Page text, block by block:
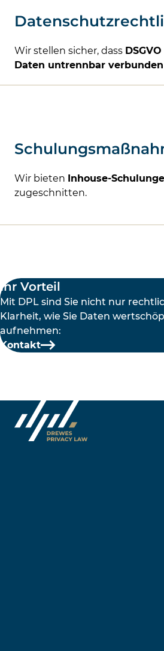
Wir stellen sicher, dass
Daten untrennbar verbunden
Wir bieten Inhouse-
zugeschnitten.
Ihr Vorteil
Mit DPL sind Sie nicht nur
Klarheit, wie Sie Daten
aufnehmen:
Kontakt